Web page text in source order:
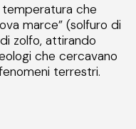
che
marce” (solfuro di
zolfo, attirando
che cercavano
terrestri.